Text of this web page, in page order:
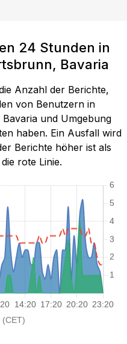
24 Stunden in
Bavaria
Anzahl der Berichte,
von Benutzern in
und Umgebung
haben. Ein Ausfall wird
Berichte höher ist als
rote Linie.